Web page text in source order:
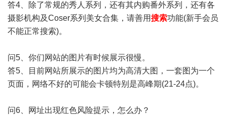
答4、除了常规的秀人系列，还有其内购番外系列，还有各
摄影机构及Coser系列美女合集，请善用搜索功能(新手会员
不能正常搜索)。
问5、你们网站的图片有时候展示很慢。
答5、目前网站所展示的图片均为高清大图，一套图为一个
页面，网络不好的可能会卡顿特别是高峰期(21-24点)。
问6、网址出现红色风险提示，怎么办？